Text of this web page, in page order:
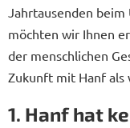
Jahrtausenden
möchten wir Ihnen
der menschlichen
Zukunft mit Hanf als
1. Hanf hat